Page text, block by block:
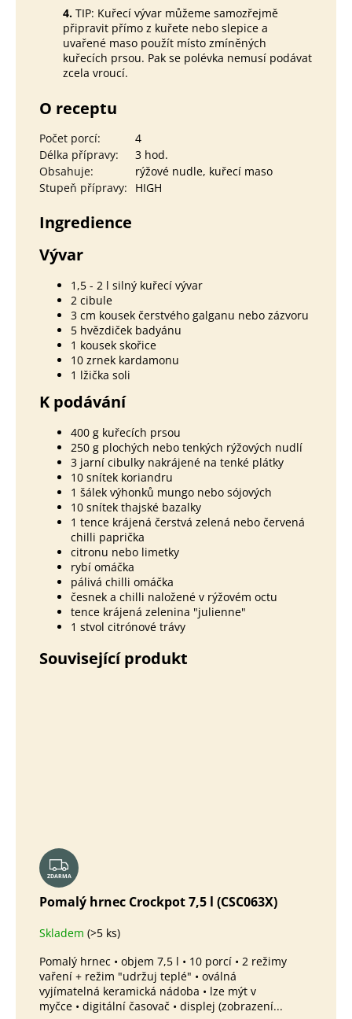
4. TIP: Kuřecí vývar můžeme samozřejmě
připravit přímo z kuřete nebo slepice a
uvařené maso použít místo zmíněných
kuřecích prsou. Pak se polévka nemusí podávat
zcela vroucí.
O receptu
Počet porcí:
4
Délka přípravy:
3 hod.
Obsahuje:
rýžové nudle, kuřecí maso
Stupeň přípravy: HIGH
Ingredience
Vývar
1,5 - 2 l silný kuřecí vývar
2 cibule
3 cm kousek čerstvého galganu nebo zázvoru
5 hvězdiček badyánu
1 kousek skořice
10 zrnek kardamonu
1 lžička soli
K podávání
400 g kuřecích prsou
250 g plochých nebo tenkých rýžových nudlí
3 jarní cibulky nakrájené na tenké plátky
10 snítek koriandru
1 šálek výhonků mungo nebo sójových
10 snítek thajské bazalky
1 tence krájená čerstvá zelená nebo červená
chilli paprička
citronu nebo limetky
rybí omáčka
pálivá chilli omáčka
česnek a chilli naložené v rýžovém octu
tence krájená zelenina "julienne"
1 stvol citrónové trávy
Související produkt
Z
D
A
M
A
ZDARMA
Pomalý hrnec Crockpot 7,5 l (CSC063X)
Skladem (>5 ks)
Pomalý hrnec • objem 7,5 l • 10 porcí • 2 režimy
vaření + režim "udržuj teplé" • oválná
vyjímatelná keramická nádoba • lze mýt v
myčce • digitální časovač • displej (zobrazení...